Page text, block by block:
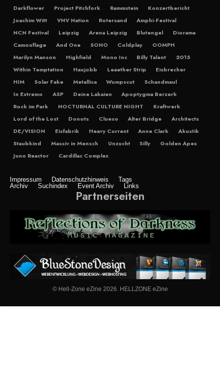
Darkflower
Project Pitchfork Rammstein
Konzertbericht
Joachim Witt
VNV Nation Rotersand
Amphi-Festival
NCN Festival
Leipzig Arena Leipzig Blutengel
Diorama
Camouflage
And One SONO Coldplay
OOMPH
Marilyn Manson
Highfield Mono Inc Billy Talent
2015
Within Temptation
Haujobb Leaether Strip
Eisbrecher
HIM
Solar Fake Metallica Wumpscut
Schandmaul
In Extremo
ASP Deine Lakaien
Apoptygma Berzerk
Rock im Park
NOCTURNAL CULTURE NIGHT
Kraftwerk
Lord of the Lost
Donots Clueso Alter Bridge
Architects
DE/VISION
Eisfabrik Heavy Current Anne Clark
Akustik
Staubkind
Massiv in Mensch Unzucht Silly
Golden Apes
Juno Reactor
Cardillac Complex
Impressum Datenschutzhinweis
Tags
Archiv
Suchindex Event Archiv Links
Partnerseiten
© Hell-Zone eZine 2026. HELLZONE eZine